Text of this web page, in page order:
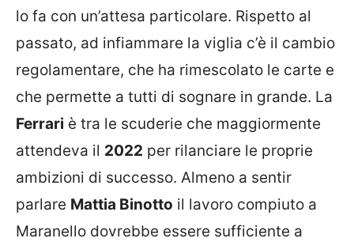
lo fa con un’attesa particolare. Rispetto al
passato, ad infiammare la viglia c’è il cambio
regolamentare, che ha rimescolato le carte e
che permette a tutti di sognare in grande. La
Ferrari è tra le scuderie che maggiormente
attendeva il 2022 per rilanciare le proprie
ambizioni di successo. Almeno a sentir
parlare Mattia Binotto il lavoro compiuto a
Maranello dovrebbe essere sufficiente a